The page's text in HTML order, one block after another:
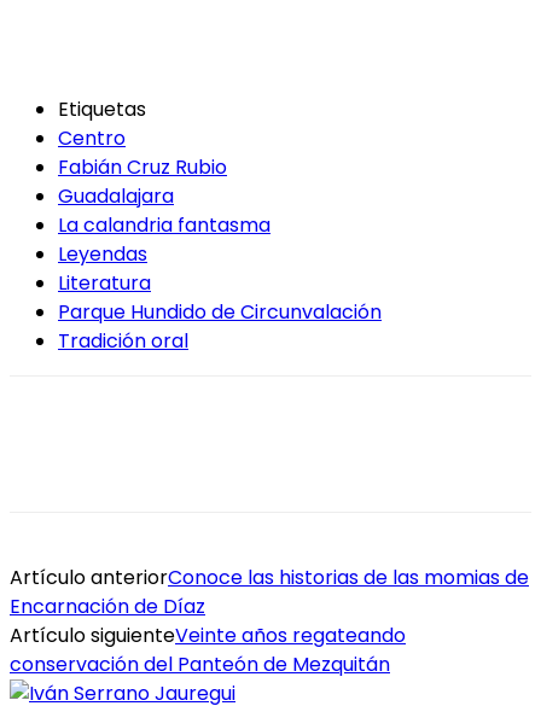
Etiquetas
Centro
Fabián Cruz Rubio
Guadalajara
La calandria fantasma
Leyendas
Literatura
Parque Hundido de Circunvalación
Tradición oral
Artículo anteriorConoce las historias de las momias de
Encarnación de Díaz
Artículo siguienteVeinte años regateando
conservación del Panteón de Mezquitán